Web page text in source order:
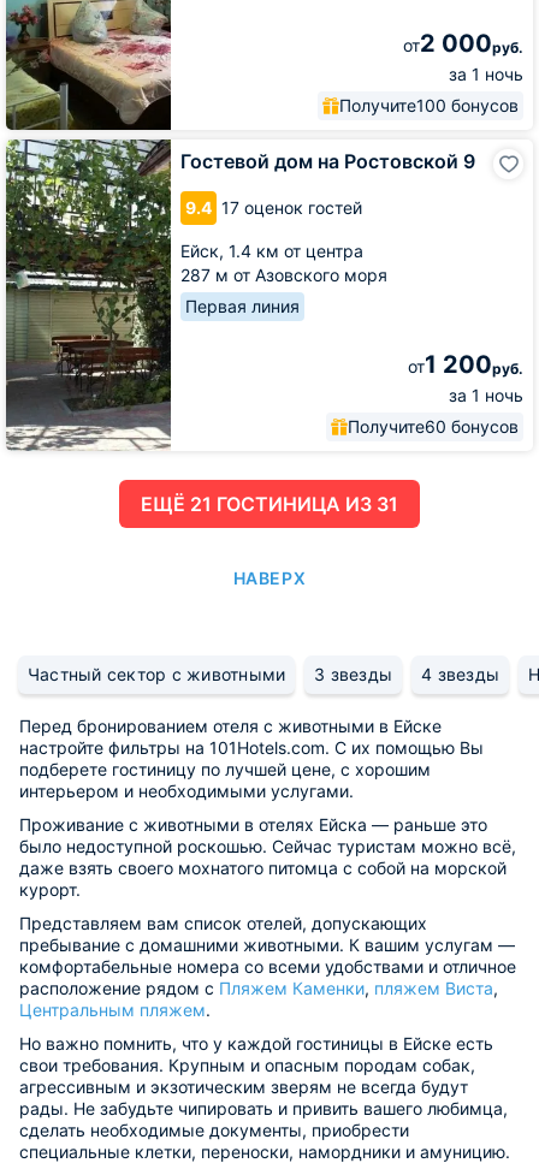
от2 000руб.
за 1 ночь
Получите100 бонусов
Гостевой дом на Ростовской 9
9.4 17 оценок гостей
Ейск, 1.4 км от центра
287 м от Азовского моря
Первая линия
от1 200руб.
за 1 ночь
Получите60 бонусов
Гостевой
дом
на
Ростовской
9
ЕЩË 21 ГОСТИНИЦА ИЗ 31
НАВЕРХ
Частный сектор с животными 3 звезды 4 звезды
Перед бронированием отеля с животными в Ейске
настройте фильтры на 101Hotels.com. С их помощью Вы
подберете гостиницу по лучшей цене, с хорошим
интерьером и необходимыми услугами.
Проживание с животными в отелях Ейска — раньше это
было недоступной роскошью. Сейчас туристам можно всё,
даже взять своего мохнатого питомца с собой на морской
курорт.
Представляем вам список отелей, допускающих
пребывание с домашними животными. К вашим услугам —
комфортабельные номера со всеми удобствами и отличное
расположение рядом с Пляжем Каменки, пляжем Виста,
Центральным пляжем.
Но важно помнить, что у каждой гостиницы в Ейске есть
свои требования. Крупным и опасным породам собак,
агрессивным и экзотическим зверям не всегда будут
рады. Не забудьте чипировать и привить вашего любимца,
сделать необходимые документы, приобрести
специальные клетки, переноски, намордники и амуницию.